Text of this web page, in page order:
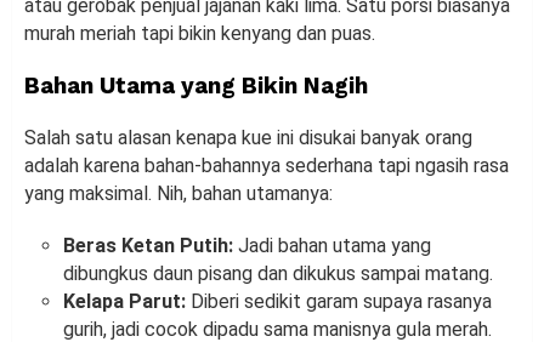
atau gerobak penjual jajanan kaki lima. Satu porsi biasanya
murah meriah tapi bikin kenyang dan puas.
Bahan Utama yang Bikin Nagih
Salah satu alasan kenapa kue ini disukai banyak orang
adalah karena bahan-bahannya sederhana tapi ngasih rasa
yang maksimal. Nih, bahan utamanya:
Beras Ketan Putih: Jadi bahan utama yang
dibungkus daun pisang dan dikukus sampai matang.
Kelapa Parut: Diberi sedikit garam supaya rasanya
gurih, jadi cocok dipadu sama manisnya gula merah.